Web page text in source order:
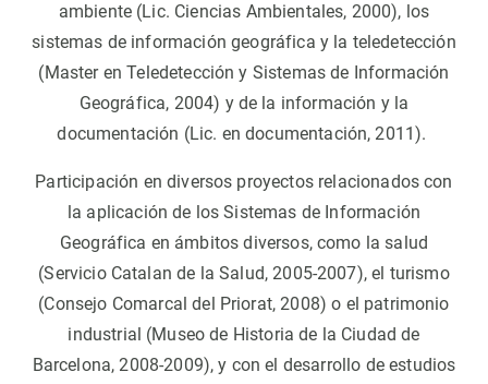
ambiente (Lic. Ciencias Ambientales, 2000), los
sistemas de información geográfica y la teledetección
(Master en Teledetección y Sistemas de Información
Geográfica, 2004) y de la información y la
documentación (Lic. en documentación, 2011).
Participación en diversos proyectos relacionados con
la aplicación de los Sistemas de Información
Geográfica en ámbitos diversos, como la salud
(Servicio Catalan de la Salud, 2005-2007), el turismo
(Consejo Comarcal del Priorat, 2008) o el patrimonio
industrial (Museo de Historia de la Ciudad de
Barcelona, 2008-2009), y con el desarrollo de estudios